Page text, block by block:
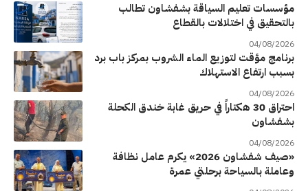
مؤسسات تعليم السياقة بشفشاون تطالب
بالتحقيق في اختلالات بالقطاع
04/08/2026
برنامج مؤقت لتوزيع الماء الشروب بمركز باب برد
بسبب ارتفاع الاستهلاك
04/08/2026
احتراق 30 هكتاراً في حريق غابة خندق الكحلة
بشفشاون
04/08/2026
«صيف شفشاون 2026» يكرم عامل نظافة
وعاملة بالسياحة برحلتي عمرة